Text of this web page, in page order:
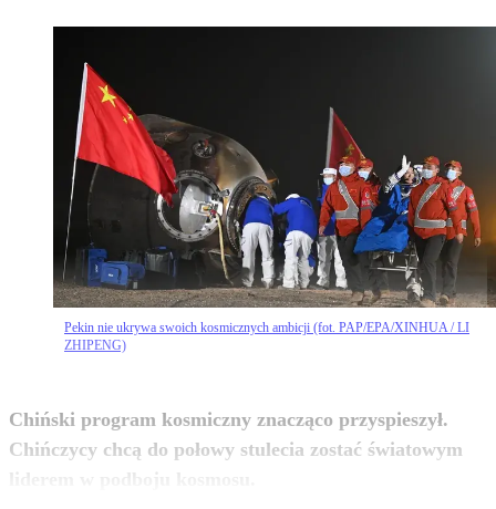
Pekin nie ukrywa swoich kosmicznych ambicji (fot. PAP/EPA/XINHUA / LI
ZHIPENG)
Chiński program kosmiczny znacząco przyspieszył.
Chińczycy chcą do połowy stulecia zostać światowym
zobacz więcej